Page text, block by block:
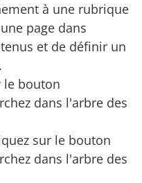
à une rubrique
page dans
et de définir un
le bouton
dans l'arbre des
sur le bouton
dans l'arbre des